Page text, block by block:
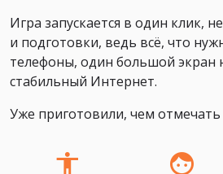
Игра запускается в один клик,
и подготовки, ведь всё, что
телефоны, один большой экран
стабильный Интернет.
Уже приготовили, чем отмечать